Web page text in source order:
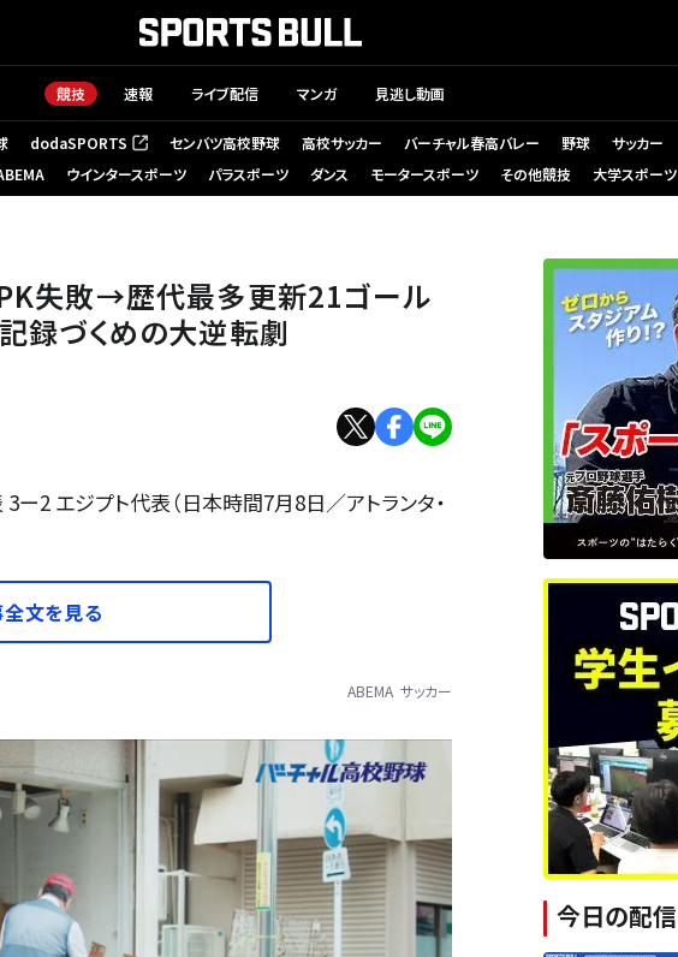
競技 速報 ライブ配信 マンガ 見逃し動画
dodaSPORTS
（新しいタブで開く） センバツ高校野球 高校サッカー バーチャル春高バレー 野球 サッカー
ウインタースポーツ パラスポーツ ダンス モータースポーツ その他競技 大学スポーツ
失敗→歴代最多更新21ゴール
録づくめの大逆転劇
ー2 エジプト代表（日本時間7月8日／アトランタ・
文を見る
ABEMA サッカー
今日の配信